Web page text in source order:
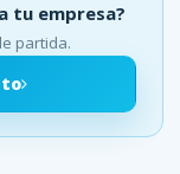
tu empresa?
partida.